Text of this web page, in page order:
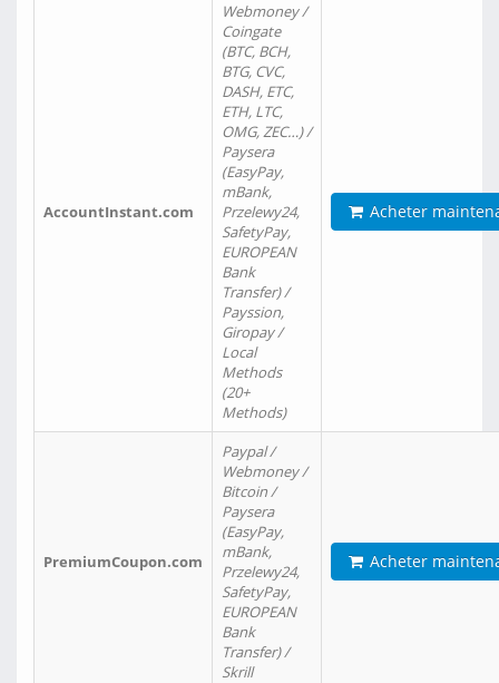
AccountInstant.com
Webmoney /
Coingate
(BTC, BCH,
BTG, CVC,
DASH, ETC,
ETH, LTC,
OMG, ZEC…) /
Paysera
(EasyPay,
mBank,
Przelewy24,
SafetyPay,
EUROPEAN
Bank
Transfer) /
Payssion,
Giropay /
Local
Methods
(20+
Methods)
Acheter
PremiumCoupon.com
Paypal /
Webmoney /
Bitcoin /
Paysera
(EasyPay,
mBank,
Przelewy24,
SafetyPay,
EUROPEAN
Bank
Transfer) /
Skrill
Acheter